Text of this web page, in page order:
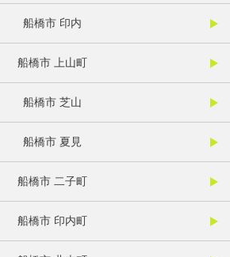
船橋市 印内
船橋市 上山町
船橋市 芝山
船橋市 夏見
船橋市 二子町
船橋市 印内町